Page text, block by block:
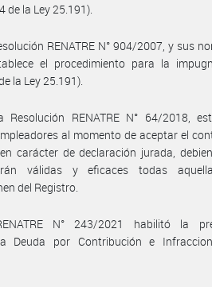
de la Ley 25.191).
RENATRE N° 904/2007, y sus
el procedimiento para la
la Ley 25.191).
RENATRE N° 64/2018,
al momento de aceptar el
carácter de declaración jurada,
válidas y eficaces todas
del Registro.
N° 243/2021 habilitó la
Deuda por Contribución e